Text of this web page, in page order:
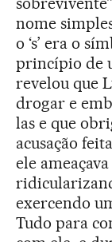
nome
o ‘s’ era o
princípio de
revelou que
drogar e
las e que
acusação
ele
exercendo
Tudo para